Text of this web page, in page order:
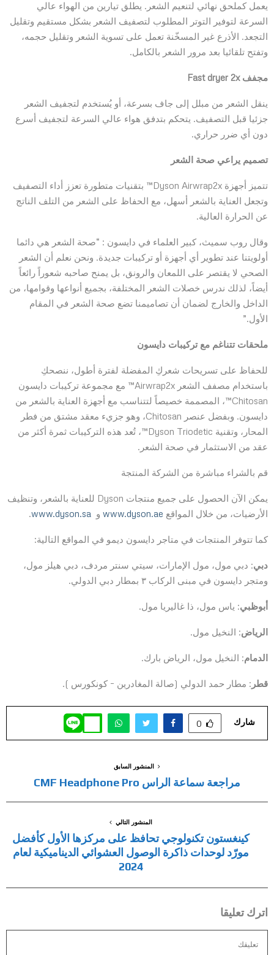
يعمل كملحق نهائي لتنعيم الشعر. يطلق تيارين من الهواء عالي
السرعة لتوفير التوتر المطلوب لتصفيف الشعر بشكل مستقيم وتقليل
التجعد. الأذرع غير المسخّنة تعمل على تسوية الشعر وتقليل حجمه،
وتفتح تلقائيا بعد مرور الشعر بالكامل.
مجفف Fast dryer 2x
ينقل الشعر من مبلل إلى جاف بسرعة، أو يُستخدم لتجفيف الشعر
جزئيا قبل التصفيف. يتحكم بتدفق هواء عالي السرعة لتجفيف أسرع
دون أي ضرر حراري.
تصميم يراعي صحة الشعر
تتميز أجهزة Dyson Airwrap2x™ بتقنيات متطورة تعزز أداء التصفيف
وتجعل العناية بالشعر أسهل، مع الحفاظ على الشعر من التلف الناتج
عن الحرارة العالية.
وقال روب سميث، كبير العلماء في دايسون : “صحة الشعر هي دائما
أولويتنا عند تطوير أي أجهزة أو تركيبات جديدة. ونحن نعلم أن الشعر
الصحي لا يقتصر على اللمعان والرونق، بل يمنح صاحبه شعوراً رائعاً
أيضاً، لذلك ندرس خصلات الشعر المختلفة، بجميع أنواعها وقوامها، من
الداخل والخارج لضمان أن تصاميمنا تضع صحة الشعر في المقام
الأول.”
ملحقات تتناغم مع تركيبات دايسون
للحفاظ على تسريحات شعركِ المفضلة لفترة أطول، ننصحكِ
باستخدام مصفف الشعر Airwrap2x™ مع مجموعة تركيبات دايسون
Chitosan™، المصممة خصيصاً لتتناسب مع أجهزة العناية بالشعر من
دايسون. وبفضل عنصر Chitosan، وهو جزيء معقد مشتق من فطر
المحار، وتقنية Dyson Triodetic™، تُعد هذه التركيبات ثمرة أكثر من
عقد من الاستثمار في صحة الشعر.
قم بالشراء مباشرة من الشركة المنتجة
يمكن الآن الحصول على جميع منتجات Dyson للعناية بالشعر، وتنظيف
الأرضيات، من خلال المواقع www.dyson.ae و www.dyson.sa
.
كما تتوفر المنتجات في متاجر دايسون ديمو في المواقع التالية:
دبي: دبي مول، مول الإمارات، سيتي سنتر مردف، دبي هيلز مول،
ومتجر دايسون في مبنى الركاب ٣ بمطار دبي الدولي.
أبوظبي: ياس مول، ذا غاليريا مول.
الرياض: النخيل مول.
الدمام: النخيل مول، الرياض بارك.
قطر : مطار حمد الدولي (صالة المغادرين – كونكورس ).
شارك 0
المنشور السابق
مراجعة سماعة الراس CMF Headphone Pro
المنشور التالي
كينغستون تكنولوجي تحافظ على مركزها الأول كأفضل
مورّد لوحدات ذاكرة الوصول العشوائي الديناميكية لعام
2024
اترك تعليقا